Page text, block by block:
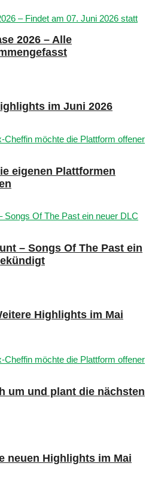
2026 – Alle
im Juni 2026
eigenen Plattformen
– Songs Of The Past ein
Highlights im Mai
um und plant die nächsten
neuen Highlights im Mai